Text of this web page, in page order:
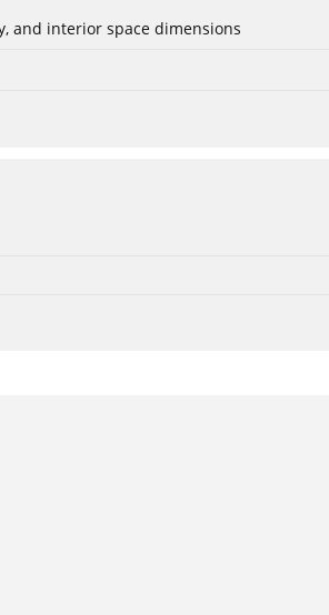
and interior space dimensions